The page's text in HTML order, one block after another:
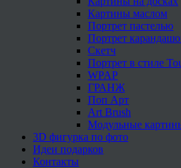
Картины маслом
Портрет пастелью
Портрет
Скетч
Портрет в стиле
WPAP
ГРАНЖ
Поп Арт
Art Brush
Модульные
3D фигурка по фото
Идеи подарков
Контакты